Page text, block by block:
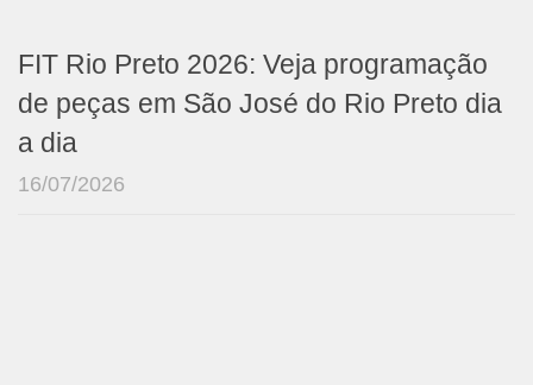
FIT Rio Preto 2026: Veja programação
de peças em São José do Rio Preto dia
a dia
16/07/2026